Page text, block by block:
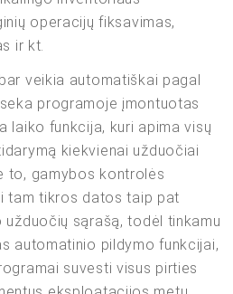
operacijų fiksavimas,
ir kt.
veikia automatiškai pagal
programoje įmontuotas
laiko funkcija, kuri apima visų
kiekvienai užduočiai
to, gamybos kontrolės
tam tikros datos taip pat
sąrašą, todėl tinkamu
automatinio pildymo funkcijai,
suvesti visus pirties